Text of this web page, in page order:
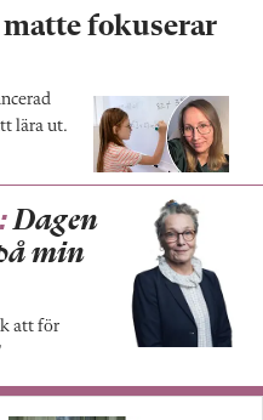
fokuserar
lära ut.
Dagen
min
att för